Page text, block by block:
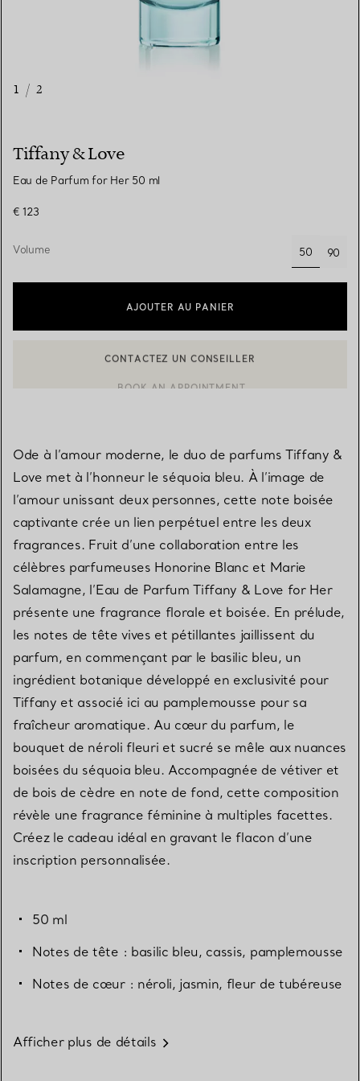
1 / 2
Tiffany & Love
Eau de Parfum for Her 50 ml
€ 123
Volume
50
90
AJOUTER AU PANIER
BOOK AN APPOINTMENT
Ode à l’amour moderne, le duo de parfums Tiffany &
Love met à l’honneur le séquoia bleu. À l’image de
l’amour unissant deux personnes, cette note boisée
captivante crée un lien perpétuel entre les deux
fragrances. Fruit d’une collaboration entre les
célèbres parfumeuses Honorine Blanc et Marie
Salamagne, l’Eau de Parfum Tiffany & Love for Her
présente une fragrance florale et boisée. En prélude,
les notes de tête vives et pétillantes jaillissent du
parfum, en commençant par le basilic bleu, un
ingrédient botanique développé en exclusivité pour
Tiffany et associé ici au pamplemousse pour sa
fraîcheur aromatique. Au cœur du parfum, le
bouquet de néroli fleuri et sucré se mêle aux nuances
boisées du séquoia bleu. Accompagnée de vétiver et
de bois de cèdre en note de fond, cette composition
révèle une fragrance féminine à multiples facettes.
Créez le cadeau idéal en gravant le flacon d’une
inscription personnalisée.
50 ml
Notes de tête : basilic bleu, cassis, pamplemousse
Notes de cœur : néroli, jasmin, fleur de tubéreuse
Afficher plus de détails